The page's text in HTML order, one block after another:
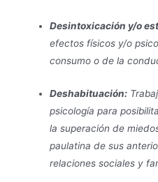
Desintoxicación y/o
efectos físicos y/o
consumo o de la
Deshabituación:
psicología para
la superación de
paulatina de sus
relaciones sociales y